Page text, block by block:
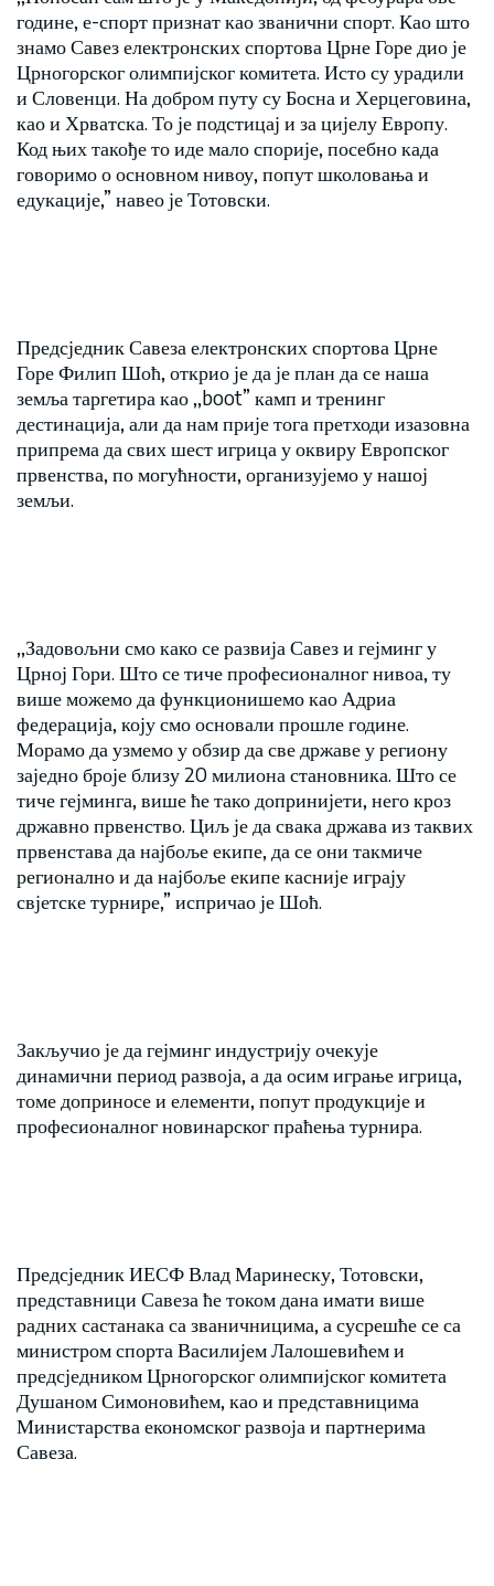
године, е-спорт признат као званични спорт. Као што
знамо Савез електронских спортова Црне Горе дио је
Црногорског олимпијског комитета. Исто су урадили
и Словенци. На добром путу су Босна и Херцеговина,
као и Хрватска. То је подстицај и за цијелу Европу.
Код њих такође то иде мало спорије, посебно када
говоримо о основном нивоу, попут школовања и
едукације,” навео је Тотовски.
Предсједник Савеза електронских спортова Црне
Горе Филип Шоћ, открио је да је план да се наша
земља таргетира као ,,boot” камп и тренинг
дестинација, али да нам прије тога претходи изазовна
припрема да свих шест игрица у оквиру Европског
првенства, по могућности, организујемо у нашој
земљи.
,,Задовољни смо како се развија Савез и гејминг у
Црној Гори. Што се тиче професионалног нивоа, ту
више можемо да функционишемо као Адриа
федерација, коју смо основали прошле године.
Морамо да узмемо у обзир да све државе у региону
заједно броје близу 20 милиона становника. Што се
тиче гејминга, више ће тако допринијети, него кроз
државно првенство. Циљ је да свака држава из таквих
првенстава да најбоље екипе, да се они такмиче
регионално и да најбоље екипе касније играју
свјетске турнире,” испричао је Шоћ.
Закључио је да гејминг индустрију очекује
динамични период развоја, а да осим играње игрица,
томе доприносе и елементи, попут продукције и
професионалног новинарског праћења турнира.
Предсједник ИЕСФ Влад Маринеску, Тотовски,
представници Савеза ће током дана имати више
радних састанака са званичницима, а сусрешће се са
министром спорта Василијем Лалошевићем и
предсједником Црногорског олимпијског комитета
Душаном Симоновићем, као и представницима
Министарства економског развоја и партнерима
Савеза.